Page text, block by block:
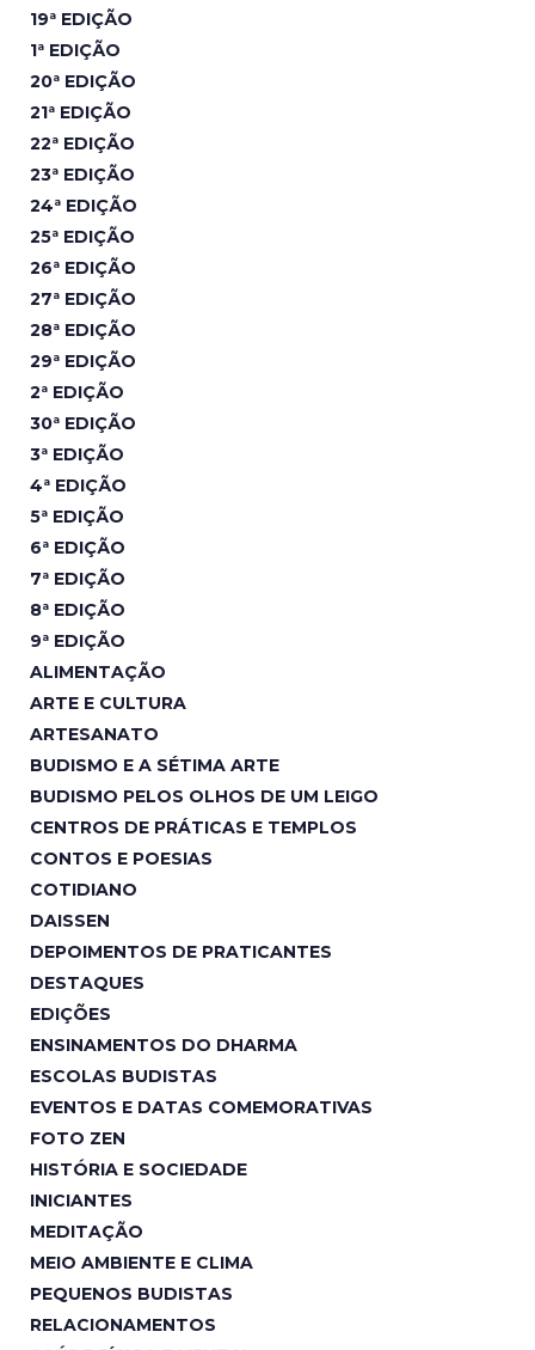
19ª EDIÇÃO
1ª EDIÇÃO
20ª EDIÇÃO
21ª EDIÇÃO
22ª EDIÇÃO
23ª EDIÇÃO
24ª EDIÇÃO
25ª EDIÇÃO
26ª EDIÇÃO
27ª EDIÇÃO
28ª EDIÇÃO
29ª EDIÇÃO
2ª EDIÇÃO
30ª EDIÇÃO
3ª EDIÇÃO
4ª EDIÇÃO
5ª EDIÇÃO
6ª EDIÇÃO
7ª EDIÇÃO
8ª EDIÇÃO
9ª EDIÇÃO
ALIMENTAÇÃO
ARTE E CULTURA
ARTESANATO
BUDISMO E A SÉTIMA ARTE
BUDISMO PELOS OLHOS DE UM LEIGO
CENTROS DE PRÁTICAS E TEMPLOS
CONTOS E POESIAS
COTIDIANO
DAISSEN
DEPOIMENTOS DE PRATICANTES
DESTAQUES
EDIÇÕES
ENSINAMENTOS DO DHARMA
ESCOLAS BUDISTAS
EVENTOS E DATAS COMEMORATIVAS
FOTO ZEN
HISTÓRIA E SOCIEDADE
INICIANTES
MEDITAÇÃO
MEIO AMBIENTE E CLIMA
PEQUENOS BUDISTAS
RELACIONAMENTOS